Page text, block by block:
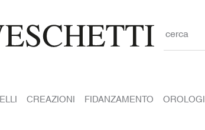
cerca
CREAZIONI FIDANZAMENTO OROLOGI